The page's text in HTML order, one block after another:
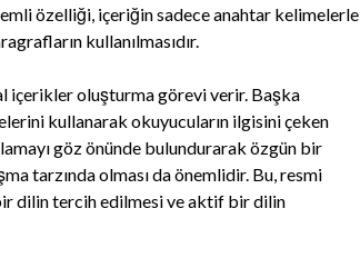
özelliği, içeriğin sadece anahtar kelimelerle
kullanılmasıdır.
içerikler oluşturma görevi verir. Başka
kullanarak okuyucuların ilgisini çeken
göz önünde bulundurarak özgün bir
tarzında olması da önemlidir. Bu, resmi
dilin tercih edilmesi ve aktif bir dilin